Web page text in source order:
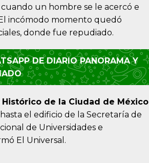
un hombre se le acercó e
incómodo momento quedó
donde fue repudiado.
DE DIARIO PANORAMA Y
de la Ciudad de México
el edificio de la Secretaría de
de Universidades e
El Universal.